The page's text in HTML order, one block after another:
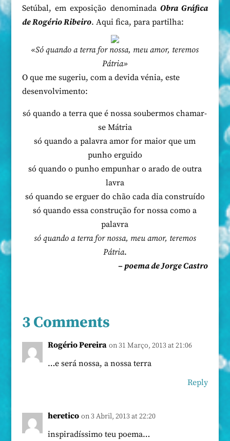
Setúbal, em exposição denominadaObra Gráfica
de Rogério Ribeiro. Aqui fica, para partilha:
«Só quando a terra for nossa, meu amor, teremos
Pátria»
O que me sugeriu, com a devida vénia, este
desenvolvimento:
só quando a terra que é nossa soubermos chamar-
se Mátria
só quando a palavra amor for maior que um
punho erguido
só quando o punho empunhar o arado de outra
lavra
só quando se erguer do chão cada dia construído
só quando essa construção for nossa como a
palavra
só quando a terra for nossa, meu amor, teremos
Pátria.
– poema de Jorge Castro
3 Comments
Rogério Pereira on 31 Março, 2013 at 21:06
…e será nossa, a nossa terra
Reply
heretico on 3 Abril, 2013 at 22:20
inspiradíssimo teu poema…